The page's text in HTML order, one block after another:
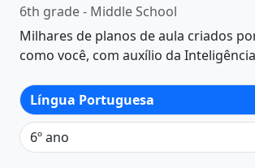
6th grade - Middle School
Milhares de planos de aula criados
como você, com auxílio da